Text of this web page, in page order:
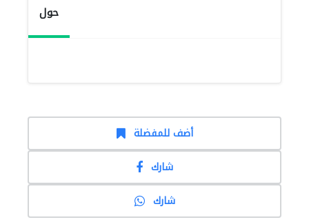
حول
أضف للمفضلة
شارك
شارك